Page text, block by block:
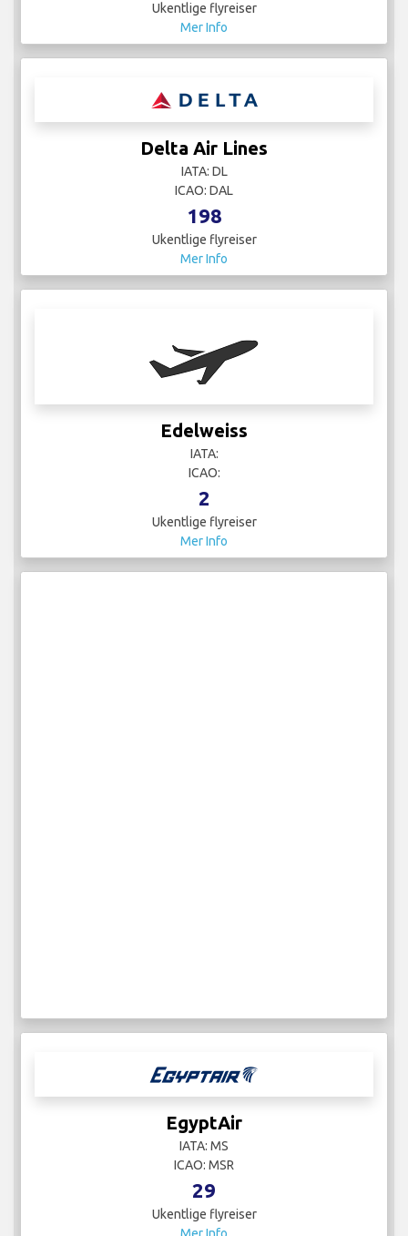
Ukentlige flyreiser
Mer Info
Delta Air Lines
IATA: DL
ICAO: DAL
198
Ukentlige flyreiser
Mer Info
Edelweiss
IATA:
ICAO:
2
Ukentlige flyreiser
Mer Info
EgyptAir
IATA: MS
ICAO: MSR
29
Ukentlige flyreiser